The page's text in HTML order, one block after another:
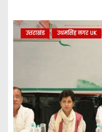
उत्तराखंड उधमसिंह नगर UK